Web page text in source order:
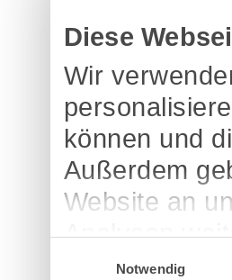
Diese
Wir
können und
Außerdem
Website an
Analysen
Notwendig